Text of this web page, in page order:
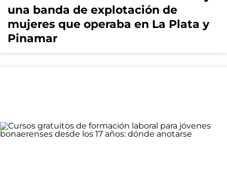
una banda de explotación de
mujeres que operaba en La Plata y
Pinamar